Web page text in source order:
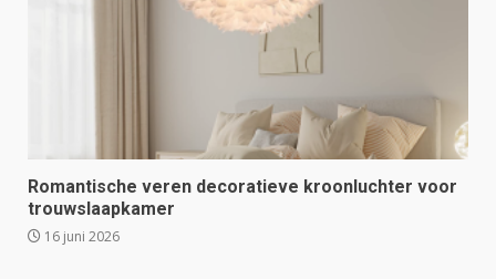
Romantische veren decoratieve kroonluchter voor
trouwslaapkamer
16 juni 2026